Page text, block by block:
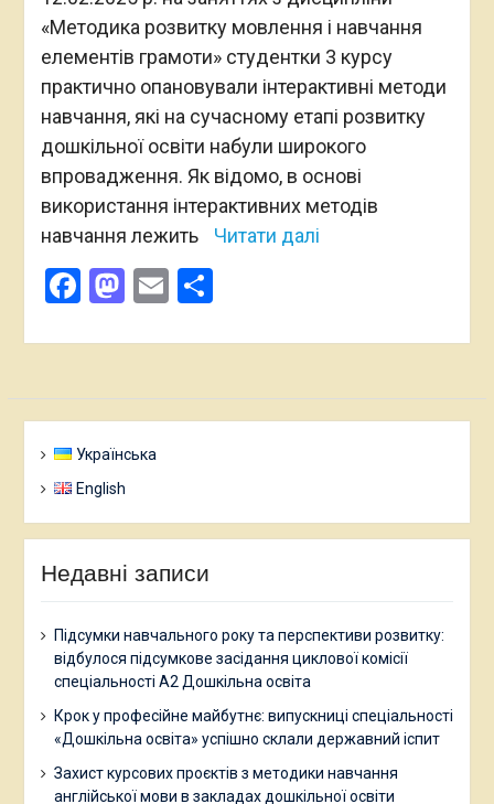
«Методика розвитку мовлення і навчання
елементів грамоти» студентки 3 курсу
практично опановували інтерактивні методи
навчання, які на сучасному етапі розвитку
дошкільної освіти набули широкого
впровадження. Як відомо, в основі
використання інтерактивних методів
навчання лежить
Читати далі
Facebook
Mastodon
EmailПоділитися
Українська
English
Недавні записи
Підсумки навчального року та перспективи розвитку:
відбулося підсумкове засідання циклової комісії
спеціальності А2 Дошкільна освіта
Крок у професійне майбутнє: випускниці спеціальності
«Дошкільна освіта» успішно склали державний іспит
Захист курсових проєктів з методики навчання
англійської мови в закладах дошкільної освіти